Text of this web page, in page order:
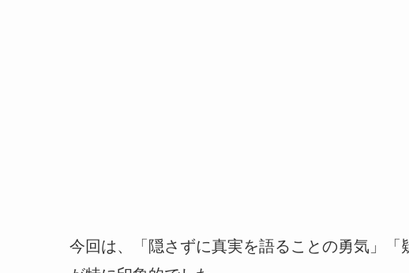
今回は、「隠さずに真実を語ることの勇気」「